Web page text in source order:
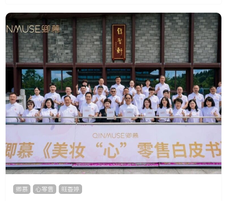
卿慕 心零售 旺香婷